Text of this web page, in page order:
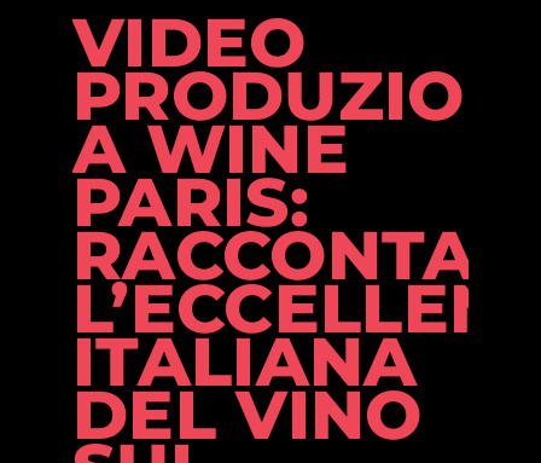
VIDEO
A WINE
PARIS:
ITALIANA
DEL VINO